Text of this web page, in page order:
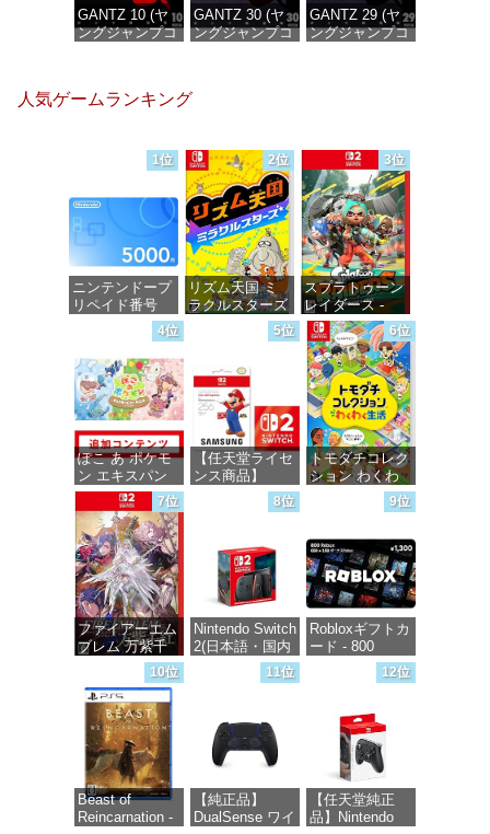
GANTZ 10 (ヤ
ングジャンプコ
価格：¥100
GANTZ 30 (ヤ
ングジャンプコ
GANTZ 29 (ヤ
ングジャンプコ
人気ゲームランキング
1位
ニンテンドープ
リペイド番号
5000円|オンラ
インコード版
価格：¥5,000
2位
リズム天国 ミ
ラクルスターズ
3位
スプラトゥーン
レイダース -
Switch2
価格：¥6,445
4位
ぽこ あ ポケモ
ン エキスパン
ションパス|オン
ラインコード版
価格：¥4,400
5位
【任天堂ライセ
ンス商品】
256GB for
Nintendo Switch
2(サムスン マイ
クロSDエクス
プレスカード
256GB)
【Amazon.co.jp
Nintendo S
価格：¥9,980
6位
トモダチコレク
ション わくわ
く生活 -Switch
7位
ファイアーエム
ブレム 万紫千
紅 -Switch2
価格：¥8,979
8位
Nintendo Switch
2(日本語・国内
9位
Robloxギフトカ
ード - 800
Robux 【限定バ
ーチャルアイテ
【オンラインゲ
ームコード】
ロブロックス |
オンラインコー
ド版
価格：¥1,300
10位
Beast of
Reincarnation -
11位
【純正品】
DualSense ワイ
12位
【任天堂純正
品】Nintendo